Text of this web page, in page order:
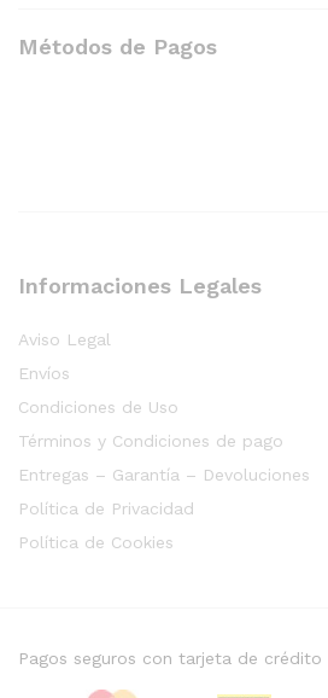
Métodos de Pagos
Informaciones Legales
Aviso Legal
Envíos
Condiciones de Uso
Términos y Condiciones de pago
Entregas – Garantía – Devoluciones
Política de Privacidad
Política de Cookies
Pagos seguros con tarjeta de crédito